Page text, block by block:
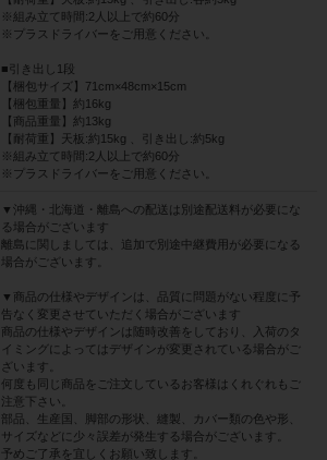
※組み立て時間:2人以上で約60分
※プラスドライバーをご用意ください。
■引き出し1段
【梱包サイズ】71cm×48cm×15cm
【梱包重量】約16kg
【商品重量】約13kg
【耐荷重】天板:約15kg 、引き出し:約5kg
※組み立て時間:2人以上で約60分
※プラスドライバーをご用意ください。
▼沖縄・北海道・離島への配送は別途配送料が必要にな
る場合がございます
離島に関しましては、追加で別途中継費用が必要になる
場合がございます。
▼商品の仕様やデザインは、品質に問題がない程度に予
告なく変更させていただく場合がございます
商品の仕様やデザインは随時改善をしており、入荷のタ
イミングによってはデザインが変更されている場合がご
ざいます。
何度も同じ商品をご注文しているお客様はくれぐれもご
注意下さい。
部品、生産国、脚部の形状、縫製、カバー類の色や形、
サイズなどに少々誤差が発生する場合がございます。
予めご了承を宜しくお願い致します。